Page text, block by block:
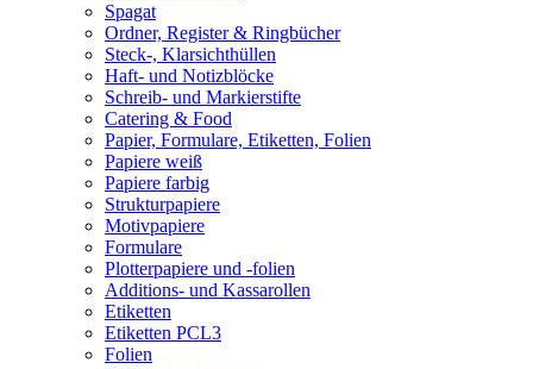
Spagat
Ordner, Register & Ringbücher
Steck-, Klarsichthüllen
Haft- und Notizblöcke
Schreib- und Markierstifte
Catering & Food
Papier, Formulare, Etiketten, Folien
Papiere weiß
Papiere farbig
Strukturpapiere
Motivpapiere
Formulare
Plotterpapiere und -folien
Additions- und Kassarollen
Etiketten
Etiketten PCL3
Folien